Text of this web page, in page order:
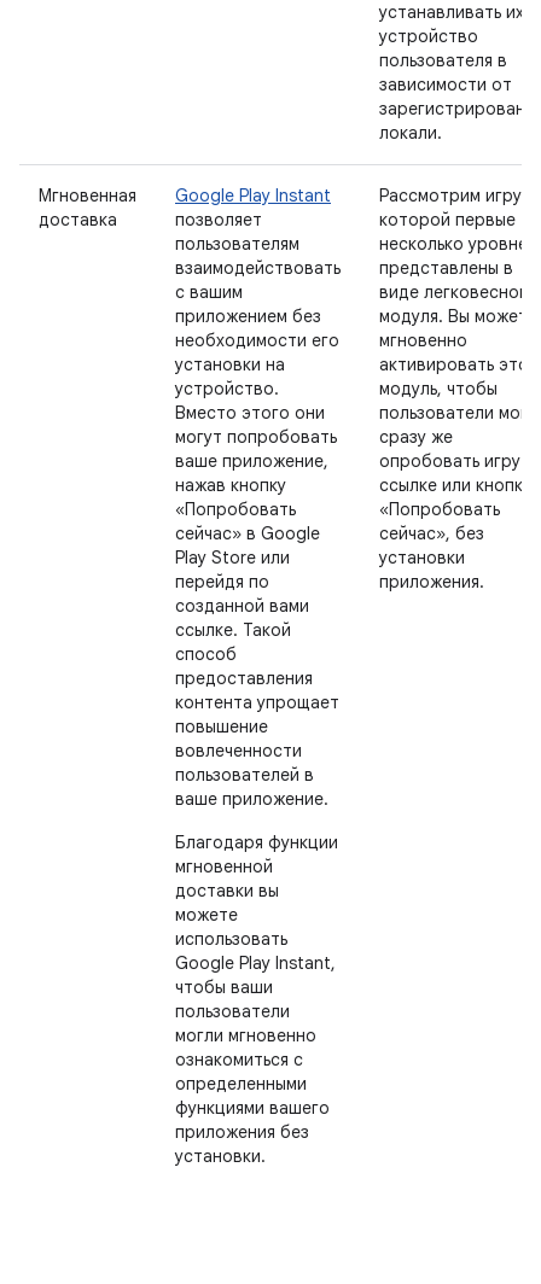
устанавливать их
устройство
пользователя в
зависимости от
локали.
Мгновенная
доставка
Google Play Instant
позволяет
пользователям
взаимодействовать
с вашим
приложением без
необходимости его
установки на
устройство.
Вместо этого они
могут попробовать
ваше приложение,
нажав кнопку
«Попробовать
сейчас» в Google
Play Store или
перейдя по
созданной вами
ссылке. Такой
способ
предоставления
контента упрощает
повышение
вовлеченности
пользователей в
ваше приложение.
Благодаря функции
мгновенной
доставки вы
можете
использовать
Google Play Instant,
чтобы ваши
пользователи
могли мгновенно
ознакомиться с
определенными
функциями вашего
приложения без
установки.
Рассмотрим игру, в
которой первые
несколько уровней
представлены в
виде легковесного
модуля. Вы можете
мгновенно
активировать этот
модуль, чтобы
пользователи
сразу же
опробовать игру
ссылке или кнопке
«Попробовать
сейчас», без
установки
приложения.